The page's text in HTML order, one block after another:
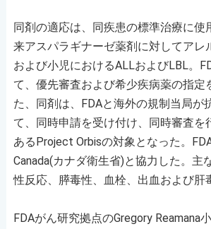
同剤の適応は、同疾患の標準治療に使
来アスパラギナーゼ薬剤に対してアレ
および小児におけるALLおよびLBL。
て、優先審査および希少疾病薬の指定
た、同剤は、FDAと海外の規制当局が
て、同時申請を受け付け、同時審査を
あるProject Orbisの対象となった。
Canada(カナダ衛生省)と協力した。主
性反応、膵毒性、血栓、出血および肝
FDAがん研究拠点のGregory Reamana